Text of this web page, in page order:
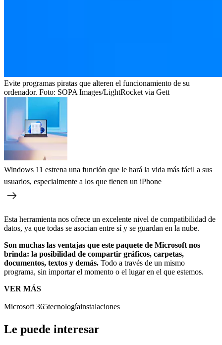
Evite programas piratas que alteren el funcionamiento de su
ordenador. Foto: SOPA Images/LightRocket via Gett
Windows 11 estrena una función que le hará la vida más fácil a sus
usuarios, especialmente a los que tienen un iPhone
Esta herramienta nos ofrece un excelente nivel de compatibilidad de
datos, ya que todas se asocian entre sí y se guardan en la nube.
Son muchas las ventajas que este paquete de Microsoft nos
brinda: la posibilidad de compartir gráficos, carpetas,
documentos, textos y demás. Todo a través de un mismo
programa, sin importar el momento o el lugar en el que estemos.
VER MÁS
Microsoft 365tecnologíainstalaciones
Le puede interesar